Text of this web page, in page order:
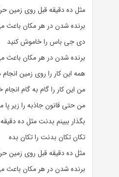
مثل ده دقیقه قبل روی زمین
برنده شدن در هر مکان
دی جی باس را خاموش کنید
برنده شدن در هر مکان
همه این کار را روی زمین
من این کار را گام به گام انجام
من حتی قانون جاذبه را زیر پا
بگذار ببینم بدنت مثل ده
تکان تکان بدنت را تکان بده
مثل ده دقیقه قبل روی زمین
برنده شدن در هر مکان